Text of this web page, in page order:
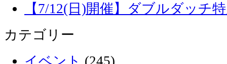
【7/12(日)開催】ダブルダッチ
カテゴリー
イベント (245)